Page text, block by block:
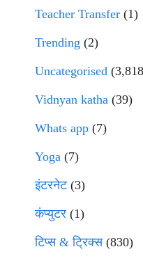
Teacher Transfer (1)
Trending (2)
Uncategorised
Vidnyan katha (39)
Whats app (7)
Yoga (7)
इंटरनेट(3)
कंप्युटर (1)
टिप्स & ट्रिक्स(830)